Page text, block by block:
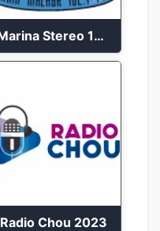
Marina Stereo 102.1 FM
Radio Chou 2023